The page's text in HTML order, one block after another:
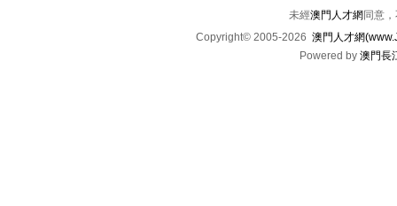
未經澳門人才網 同意
Copyright© 2005-2026 澳門人才網
Powered by 澳門長